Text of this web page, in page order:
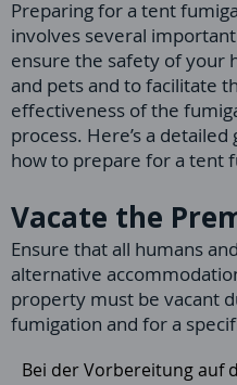
Preparing for a tent
involves several
ensure the safety of your
and pets and to facilitate
effectiveness of the
process. Here’s a detailed
how to prepare for a tent
Vacate the
Ensure that all humans
alternative
property must be vacant
fumigation and for a
Bei der Vorbereitung auf